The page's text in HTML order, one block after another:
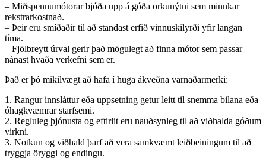
– Miðspennumótorar bjóða upp á góða orkunýtni sem minnkar
rekstrarkostnað.
– Þeir eru smíðaðir til að standast erfið vinnuskilyrði yfir langan
tíma.
– Fjölbreytt úrval gerir það mögulegt að finna mótor sem passar
nánast hvaða verkefni sem er.
Það er þó mikilvægt að hafa í huga ákveðna varnaðarmerki:
1. Rangur innsláttur eða uppsetning getur leitt til snemma bilana eða
óhagkvæmrar starfsemi.
2. Regluleg þjónusta og eftirlit eru nauðsynleg til að viðhalda góðum
virkni.
3. Notkun og viðhald þarf að vera samkvæmt leiðbeiningum til að
tryggja öryggi og endingu.